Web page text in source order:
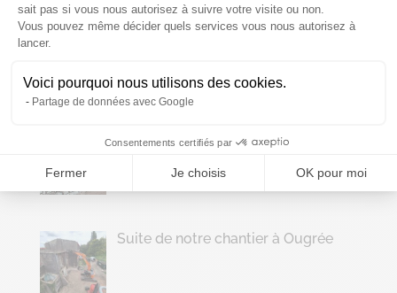
sait pas si vous nous autorisez à suivre votre visite ou non.
Vous pouvez même décider quels services vous nous autorisez à
lancer.
Voici pourquoi nous utilisons des cookies.
Partage de données avec Google
Consentements certifiés par
Fermer Je choisis OK pour moi
Axeptio consent
Déconstruction d’une maison
Travaux de démolition manuelle
Suite de notre chantier à Ougrée